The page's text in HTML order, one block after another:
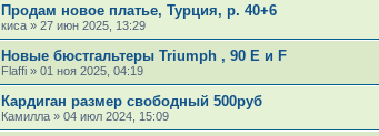
Продам новое платье, Турция, р. 40+6
киса » 27 июн 2025, 13:29
Новые бюстгальтеры Triumph , 90 E и F
Flaffi » 01 ноя 2025, 04:19
Кардиган размер свободный 500руб
Камилла » 04 июл 2024, 15:09